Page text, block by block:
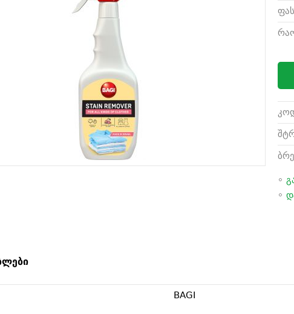
◦
◦
BAGI